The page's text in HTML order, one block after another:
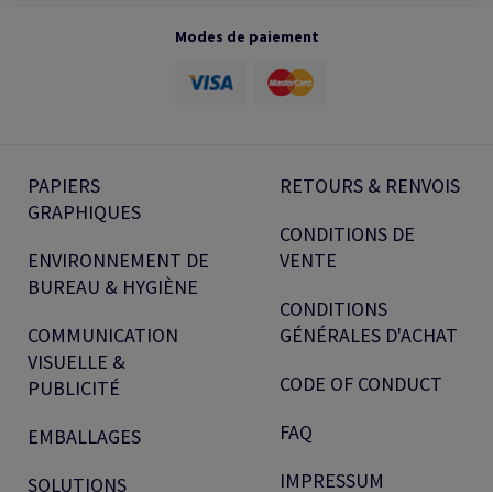
Modes de paiement
PAPIERS
GRAPHIQUES
ENVIRONNEMENT DE
BUREAU & HYGIÈNE
COMMUNICATION
VISUELLE &
PUBLICITÉ
EMBALLAGES
SOLUTIONS
RETOURS & RENVOIS
CONDITIONS DE
VENTE
CONDITIONS
GÉNÉRALES D'ACHAT
CODE OF CONDUCT
FAQ
IMPRESSUM